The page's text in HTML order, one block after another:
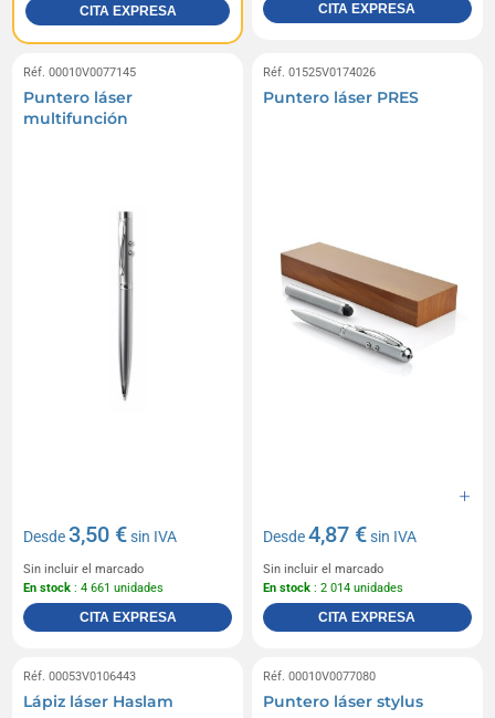
CITA EXPRESA CITA EXPRESA
Réf. 00010V0077145
Puntero láser
multifunción
Desde3,50 €sin IVA
Sin incluir el marcado
En stock : 4 661 unidades
CITA EXPRESA
Réf. 01525V0174026
Puntero láser PRES
Desde4,87 €sin IVA
Sin incluir el marcado
En stock : 2 014 unidades
CITA EXPRESA
Réf. 00053V0106443
Lápiz láser Haslam
Réf. 00010V0077080
Puntero láser stylus